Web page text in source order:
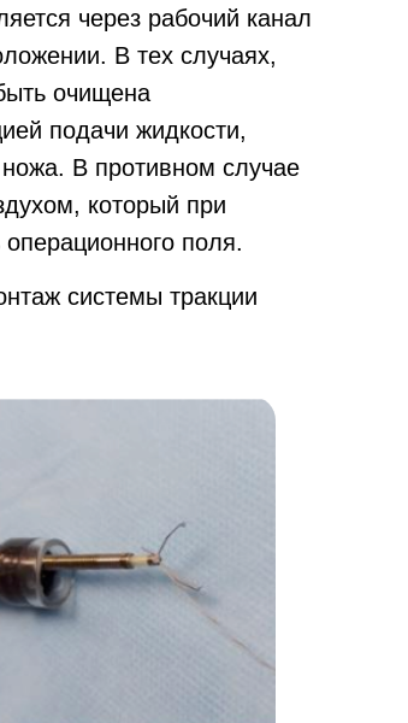
через рабочий канал
В тех случаях,
очищена
подачи жидкости,
В противном случае
который при
поля.
системы тракции